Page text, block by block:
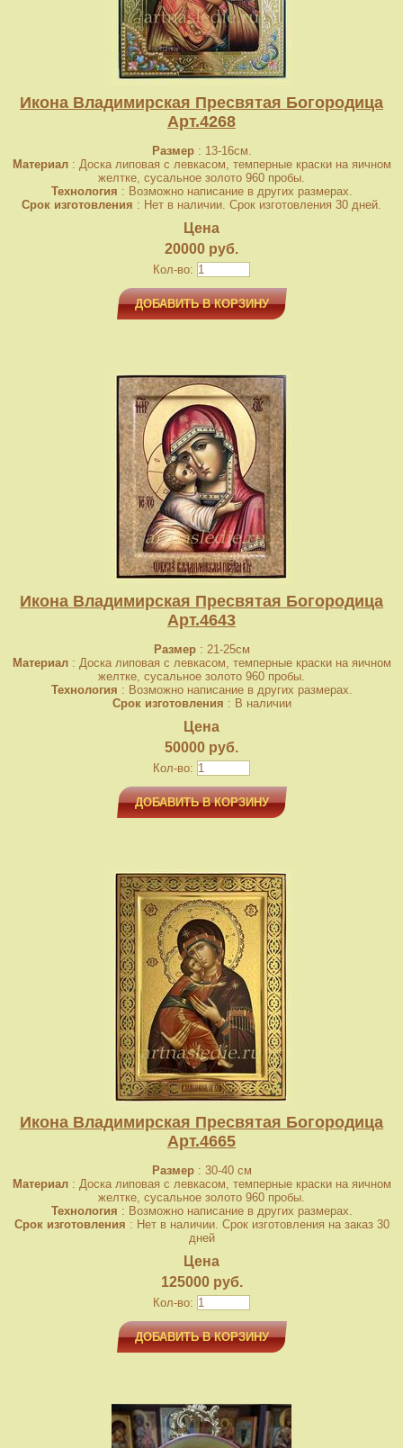
Икона Владимирская Пресвятая Богородица
Арт.4268
Размер: 13-16см.
Материал: Доска липовая с левкасом, темперные краски на яичном
желтке, сусальное золото 960 пробы.
Технология : Возможно написание в других размерах.
Срок изготовления : Нет в наличии. Срок изготовления 30 дней.
Цена
20000 руб.
Кол-во:
ДОБАВИТЬ В КОРЗИНУ
Икона Владимирская Пресвятая Богородица
Арт.4643
Размер: 21-25см
Материал: Доска липовая с левкасом, темперные краски на яичном
желтке, сусальное золото 960 пробы.
Технология : Возможно написание в других размерах.
Срок изготовления : В наличии
Цена
50000 руб.
Кол-во:
ДОБАВИТЬ В КОРЗИНУ
Икона Владимирская Пресвятая Богородица
Арт.4665
Размер: 30-40 см
Материал: Доска липовая с левкасом, темперные краски на яичном
желтке, сусальное золото 960 пробы.
Технология : Возможно написание в других размерах.
Срок изготовления : Нет в наличии. Срок изготовления на заказ 30
дней
Цена
125000 руб.
Кол-во:
ДОБАВИТЬ В КОРЗИНУ